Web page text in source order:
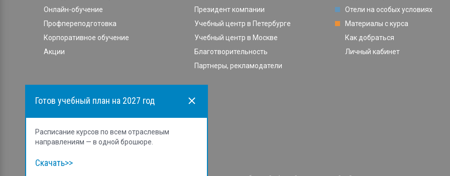
Готов учебный план на 2027 год
Расписание курсов по всем отраслевым
направлениям — в одной брошюре.
Скачать>>
Онлайн-обучение
Профпереподготовка
Корпоративное обучение
Акции
Президент компании
Учебный центр в Петербурге
Учебный центр в Москве
Благотворительность
Партнеры, рекламодатели
Отели на особых условиях
Материалы с курса
Как добраться
Личный кабинет